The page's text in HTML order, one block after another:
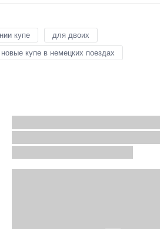
купе
для двоих
новые купе в немецких поездах